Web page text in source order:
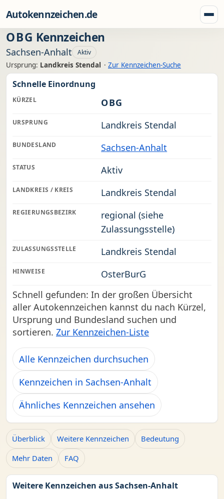
Autokennzeichen.de
OBG Kennzeichen
Sachsen-Anhalt Aktiv
Ursprung: Landkreis Stendal · Zur Kennzeichen-Suche
Schnelle Einordnung
KÜRZEL OBG
URSPRUNG Landkreis Stendal
BUNDESLAND Sachsen-Anhalt
STATUS Aktiv
LANDKREIS / KREIS Landkreis Stendal
REGIERUNGSBEZIRK
regional (siehe
Zulassungsstelle)
ZULASSUNGSSTELLE Landkreis Stendal
HINWEISE
OsterBurG
Schnell gefunden: In der großen Übersicht
aller Autokennzeichen kannst du nach Kürzel,
Ursprung und Bundesland suchen und
sortieren. Zur Kennzeichen-Liste
Alle Kennzeichen durchsuchen
Kennzeichen in Sachsen-Anhalt
Ähnliches Kennzeichen ansehen
Überblick Weitere Kennzeichen
Bedeutung
Mehr Daten
FAQ
Weitere Kennzeichen aus Sachsen-Anhalt